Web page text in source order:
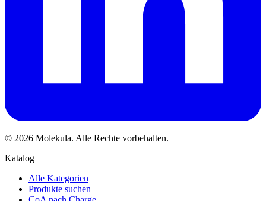
© 2026 Molekula. Alle Rechte vorbehalten.
Katalog
Alle Kategorien
Produkte suchen